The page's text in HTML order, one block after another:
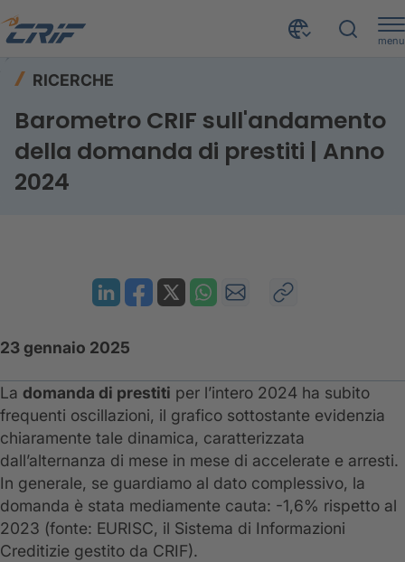
menu
RICERCHE
Barometro CRIF sull'andamento
della domanda di prestiti | Anno
2024
23 gennaio 2025
La domanda di prestiti per l’intero 2024 ha subito
frequenti oscillazioni, il grafico sottostante evidenzia
chiaramente tale dinamica, caratterizzata
dall’alternanza di mese in mese di accelerate e arresti.
In generale, se guardiamo al dato complessivo, la
domanda è stata mediamente cauta: -1,6% rispetto al
2023 (fonte: EURISC, il Sistema di Informazioni
Creditizie gestito da CRIF).